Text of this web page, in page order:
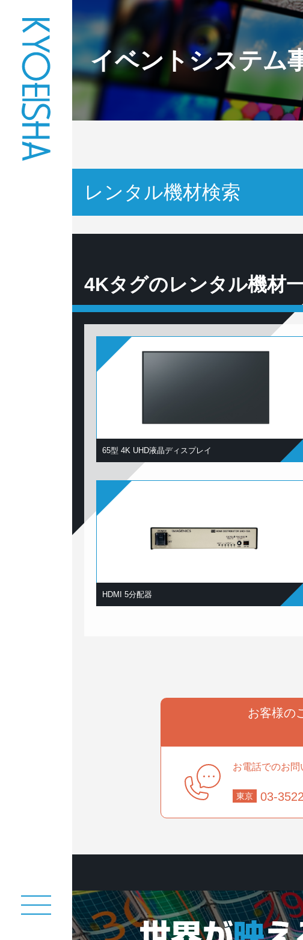
イベントシステム
レンタル機材検索
4Kタグのレンタル機材
65型 4K UHD液晶ディスプレイ
HDMI 5分配器
お客様の
お電話でのお問
東京 03-